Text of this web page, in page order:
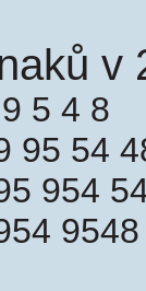
v
5 4 8
95 54
954
9548